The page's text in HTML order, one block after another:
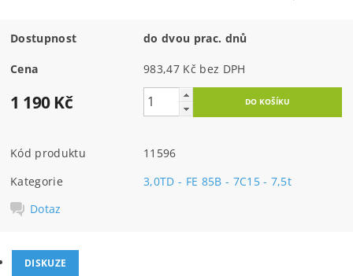
Dostupnost do dvou prac. dnů
Cena 983,47 Kč bez DPH
1 190 Kč
Kód produktu
11596
Kategorie
3,0TD - FE 85B - 7C15 - 7,5t
Dotaz
DISKUZE